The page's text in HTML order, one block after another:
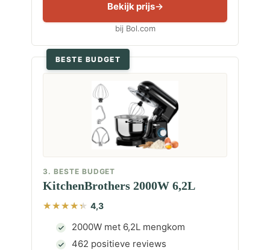
Bekijk prijs
bij Bol.com
BESTE BUDGET
3. BESTE BUDGET
KitchenBrothers 2000W 6,2L
4,3
2000W met 6,2L mengkom
462 positieve reviews